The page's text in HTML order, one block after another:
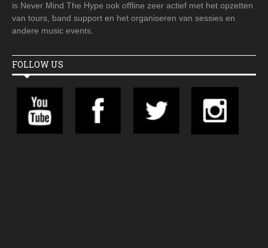
is Never Mind The Hype ook offline zeer actief met het opzetten
van tours, band support en het organiseren van sessies en
andere music events.
FOLLOW US